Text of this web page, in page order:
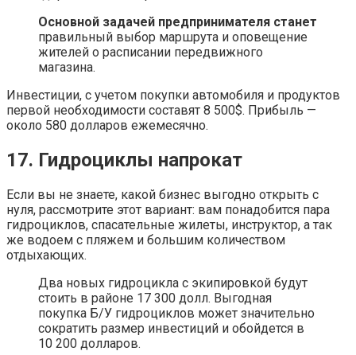
Основной задачей предпринимателя станет
правильный выбор маршрута и оповещение
жителей о расписании передвижного
магазина.
Инвестиции, с учетом покупки автомобиля и продуктов
первой необходимости составят 8 500$. Прибыль —
около 580 долларов ежемесячно.
17. Гидроциклы напрокат
Если вы не знаете, какой бизнес выгодно открыть с
нуля, рассмотрите этот вариант: вам понадобится пара
гидроциклов, спасательные жилеты, инструктор, а так
же водоем с пляжем и большим количеством
отдыхающих.
Два новых гидроцикла с экипировкой будут
стоить в районе 17 300 долл. Выгодная
покупка Б/У гидроциклов может значительно
сократить размер инвестиций и обойдется в
10 200 долларов.